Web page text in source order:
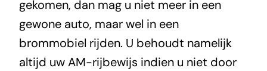
gekomen, dan mag u niet meer in een
gewone auto, maar wel in een
brommobiel rijden. U behoudt namelijk
altijd uw AM-rijbewijs indien u niet door